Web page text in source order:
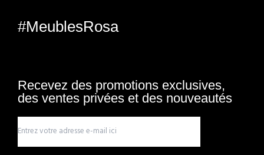
#MeublesRosa
Recevez des promotions exclusives,
des ventes privées et des nouveautés